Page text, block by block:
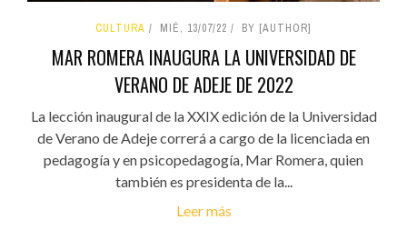
CULTURA MIÉ, 13/07/22 BY [AUTHOR]
MAR ROMERA INAUGURA LA UNIVERSIDAD DE
VERANO DE ADEJE DE 2022
La lección inaugural de la XXIX edición de la Universidad
de Verano de Adeje correrá a cargo de la licenciada en
pedagogía y en psicopedagogía, Mar Romera, quien
también es presidenta de la...
Leer más